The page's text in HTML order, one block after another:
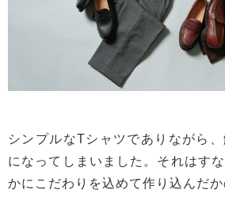
シンプルなTシャツでありながら
になってしまいました。それはす
かにこだわりを込めて作り込んだか